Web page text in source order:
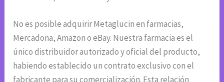
No es posible adquirir Metaglucin en farmacias,
Mercadona, Amazon o eBay. Nuestra farmacia es el
único distribuidor autorizado y oficial del producto,
habiendo establecido un contrato exclusivo con el
fabricante para su comercialización. Esta relación